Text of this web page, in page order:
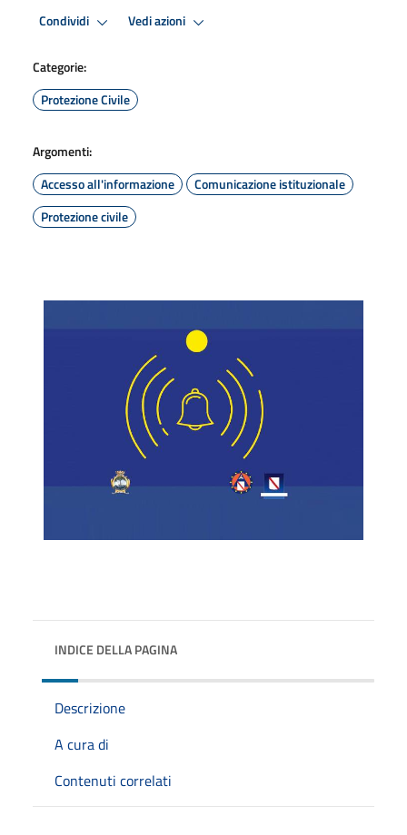
Condividi Vedi azioni
Categorie:
Protezione Civile
Argomenti:
Accesso all'informazione
Comunicazione istituzionale
Protezione civile
INDICE DELLA PAGINA
Descrizione
A cura di
Contenuti correlati